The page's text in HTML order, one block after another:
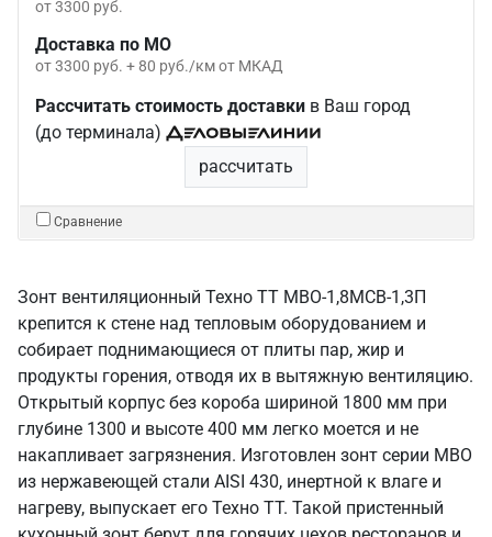
от 3300 руб.
Доставка по МО
от 3300 руб. + 80 руб./км от МКАД
Рассчитать стоимость доставки в Ваш город
(до терминала)
рассчитать
Сравнение
Зонт вентиляционный Техно ТТ МВО-1,8МСВ-1,3П
крепится к стене над тепловым оборудованием и
собирает поднимающиеся от плиты пар, жир и
продукты горения, отводя их в вытяжную вентиляцию.
Открытый корпус без короба шириной 1800 мм при
глубине 1300 и высоте 400 мм легко моется и не
накапливает загрязнения. Изготовлен зонт серии МВО
из нержавеющей стали AISI 430, инертной к влаге и
нагреву, выпускает его Техно ТТ. Такой пристенный